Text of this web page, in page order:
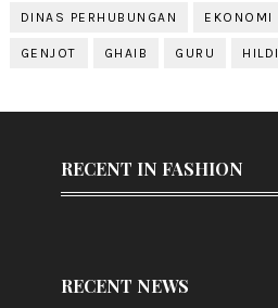
DINAS PERHUBUNGAN EKONOMI
GENJOT GHAIB GURU HILDI
RECENT IN FASHION
RECENT NEWS